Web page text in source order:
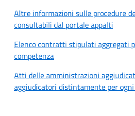
Altre informazioni sulle procedure
consultabili dal portale appalti
Elenco contratti stipulati aggregati
competenza
Atti delle amministrazioni
aggiudicatori distintamente per